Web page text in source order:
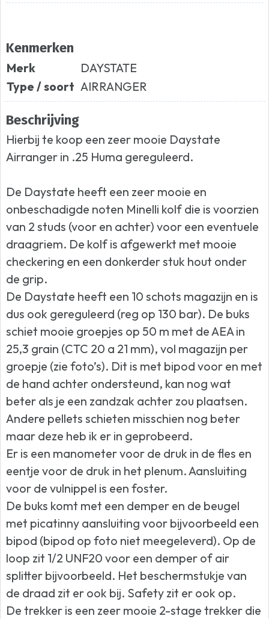
Kenmerken
Merk
DAYSTATE
Type / soort AIRRANGER
Beschrijving
Hierbij te koop een zeer mooie Daystate
Airranger in .25 Huma gereguleerd.
De Daystate heeft een zeer mooie en
onbeschadigde noten Minelli kolf die is voorzien
van 2 studs (voor en achter) voor een eventuele
draagriem. De kolf is afgewerkt met mooie
checkering en een donkerder stuk hout onder
de grip.
De Daystate heeft een 10 schots magazijn en is
dus ook gereguleerd (reg op 130 bar). De buks
schiet mooie groepjes op 50 m met de AEA in
25,3 grain (CTC 20 a 21 mm), vol magazijn per
groepje (zie foto’s). Dit is met bipod voor en met
de hand achter ondersteund, kan nog wat
beter als je een zandzak achter zou plaatsen.
Andere pellets schieten misschien nog beter
maar deze heb ik er in geprobeerd.
Er is een manometer voor de druk in de fles en
eentje voor de druk in het plenum. Aansluiting
voor de vulnippel is een foster.
De buks komt met een demper en de beugel
met picatinny aansluiting voor bijvoorbeeld een
bipod (bipod op foto niet meegeleverd). Op de
loop zit 1/2 UNF20 voor een demper of air
splitter bijvoorbeeld. Het beschermstukje van
de draad zit er ook bij. Safety zit er ook op.
De trekker is een zeer mooie 2-stage trekker die